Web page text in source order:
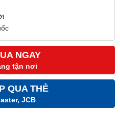
NGAY
tận nơi
QUA THẺ
JCB